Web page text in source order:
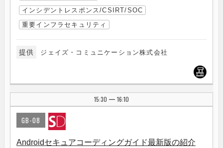
インシデントレスポンス/CSIRT/SOC
重要インフラセキュリティ
提供 ジェイズ・コミュニケーション株式会社
15:30 | 16:10
GB-08
Androidセキュアコーディングガイド最新版の紹介